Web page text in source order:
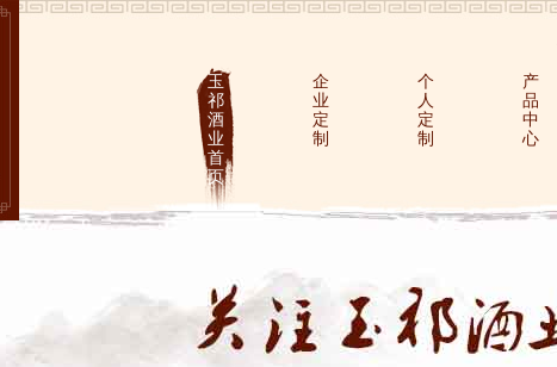
玉
祁
酒
业
首
页
企
业
定
制
个
人
定
制
产
品
中
心